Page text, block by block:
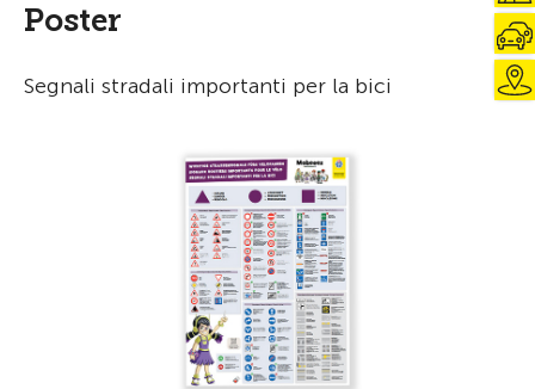
Poster
Segnali stradali importanti per la bici